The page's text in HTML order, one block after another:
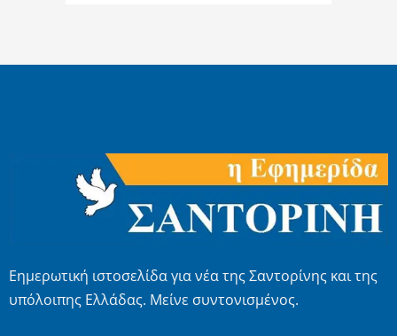
Εημερωτική ιστοσελίδα για νέα της Σαντορίνης και της
υπόλοιπης Ελλάδας. Μείνε συντονισμένος.